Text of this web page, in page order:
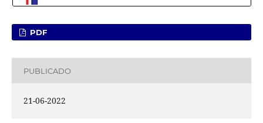
PDF
PUBLICADO
21-06-2022